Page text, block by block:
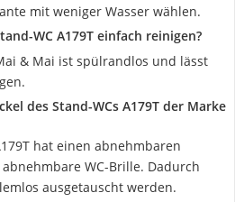
mit weniger Wasser wählen.
WC A179T einfach reinigen?
& Mai ist spülrandlos und lässt
des Stand-WCs A179T der Marke
hat einen abnehmbaren
WC-Brille. Dadurch
ausgetauscht werden.